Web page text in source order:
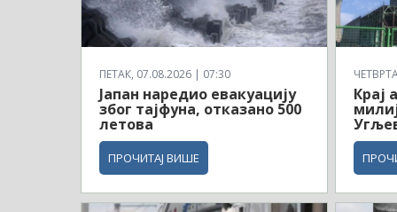
ПЕТАК, 07.08.2026 | 07:30
Јапан наредио евакуацију
због тајфуна, отказано 500
летова
ПРОЧИТАЈ ВИШЕ
Крај